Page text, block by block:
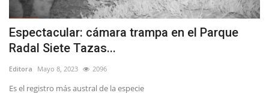
Política
Espectáculos
Espectacular: cámara trampa en el Parque
Radal Siete Tazas...
Editora Mayo 8, 2023 2096
Es el registro más austral de la especie